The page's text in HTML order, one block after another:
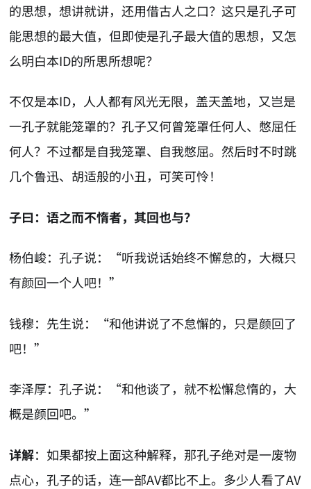
的思想，想讲就讲，还用借古人之口？这只是孔子可
能思想的最大值，但即使是孔子最大值的思想，又怎
么明白本ID的所思所想呢？
不仅是本ID，人人都有风光无限，盖天盖地，又岂是
一孔子就能笼罩的？孔子又何曾笼罩任何人、憋屈任
何人？不过都是自我笼罩、自我憋屈。然后时不时跳
几个鲁迅、胡适般的小丑，可笑可怜！
子曰：语之而不惰者，其回也与？
杨伯峻：孔子说：“听我说话始终不懈怠的，大概只
有颜回一个人吧！”
钱穆：先生说：“和他讲说了不怠懈的，只是颜回了
吧！”
李泽厚：孔子说：“和他谈了，就不松懈怠惰的，大
概是颜回吧。”
详解：如果都按上面这种解释，那孔子绝对是一废物
点心，孔子的话，连一部AV都比不上。多少人看了AV